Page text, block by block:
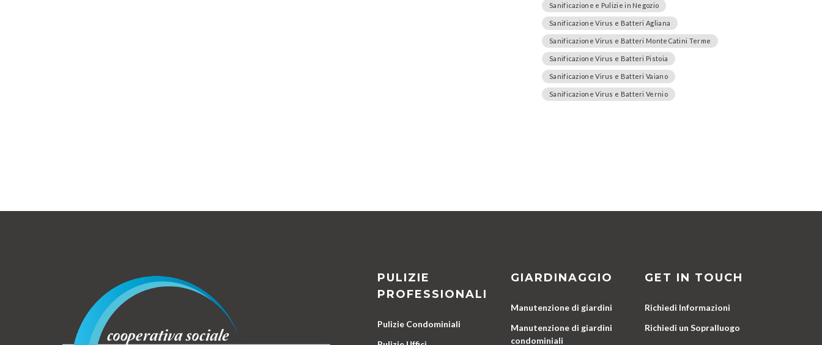
Sanificazione e Pulizie in Negozio
Sanificazione Virus e Batteri Agliana
Sanificazione Virus e Batteri MonteCatini Terme
Sanificazione Virus e Batteri Pistoia
Sanificazione Virus e Batteri Vaiano
Sanificazione Virus e Batteri Vernio
PULIZIE
PROFESSIONALI
Pulizie Condominiali
GIARDINAGGIO
Manutenzione di giardini
Manutenzione di giardini
condominiali
GET IN TOUCH
Richiedi Informazioni
Richiedi un Sopralluogo